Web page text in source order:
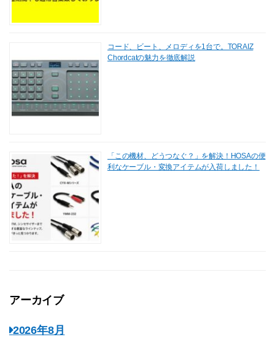
コード、ビート、メロディを1台で。TORAIZ
Chordcatの魅力を徹底解説
「この機材、どうつなぐ？」を解決！HOSAの便
利なケーブル・変換アイテムが入荷しました！
アーカイブ
2026年8月